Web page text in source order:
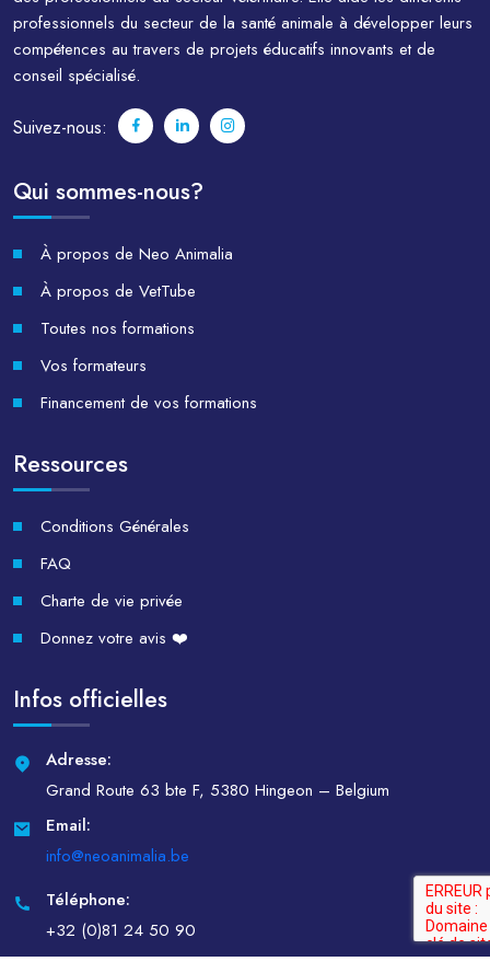
professionnels du secteur de la santé animale à développer leurs
compétences au travers de projets éducatifs innovants et de
conseil spécialisé.
Suivez-nous:
Qui sommes-nous?
À propos de Neo Animalia
À propos de VetTube
Toutes nos formations
Vos formateurs
Financement de vos formations
Ressources
Conditions Générales
FAQ
Charte de vie privée
Donnez votre avis ❤️
Infos officielles
Adresse:
Grand Route 63 bte F, 5380 Hingeon – Belgium
Email:
info@neoanimalia.be
Téléphone:
+32 (0)81 24 50 90